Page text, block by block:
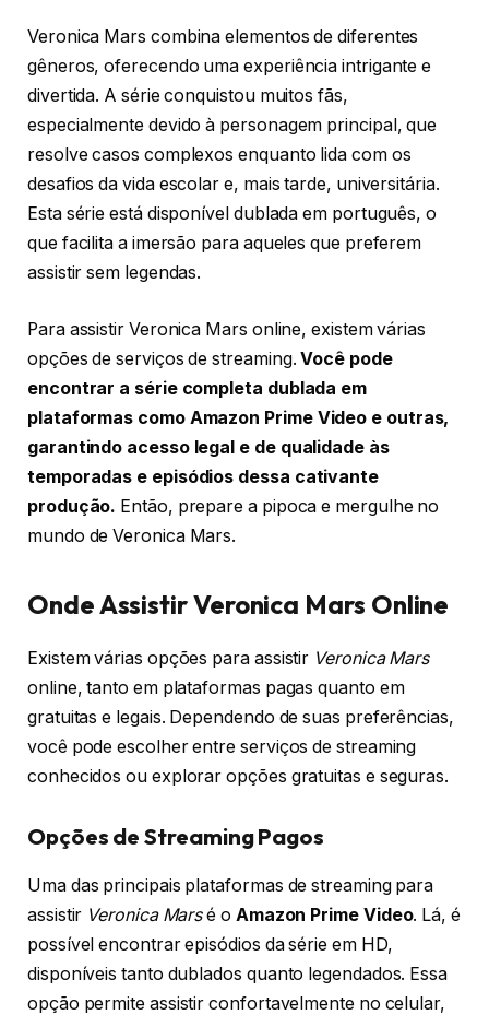
Veronica Mars combina elementos de diferentes
gêneros, oferecendo uma experiência intrigante e
divertida. A série conquistou muitos fãs,
especialmente devido à personagem principal, que
resolve casos complexos enquanto lida com os
desafios da vida escolar e, mais tarde, universitária.
Esta série está disponível dublada em português, o
que facilita a imersão para aqueles que preferem
assistir sem legendas.
Para assistir Veronica Mars online, existem várias
opções de serviços de streaming.Você pode
encontrar a série completa dublada em
plataformas como Amazon Prime Video e outras,
garantindo acesso legal e de qualidade às
temporadas e episódios dessa cativante
produção. Então, prepare a pipoca e mergulhe no
mundo de Veronica Mars.
Onde Assistir Veronica Mars Online
Existem várias opções para assistir Veronica Mars
online, tanto em plataformas pagas quanto em
gratuitas e legais. Dependendo de suas preferências,
você pode escolher entre serviços de streaming
conhecidos ou explorar opções gratuitas e seguras.
Opções de Streaming Pagos
Uma das principais plataformas de streaming para
assistir Veronica Marsé o Amazon Prime Video. Lá, é
possível encontrar episódios da série em HD,
disponíveis tanto dublados quanto legendados. Essa
opção permite assistir confortavelmente no celular,